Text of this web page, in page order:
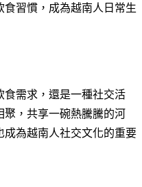
習慣，成為越南人日常生
食需求，還是一種社交活
，共享一碗熱騰騰的河
為越南人社交文化的重要